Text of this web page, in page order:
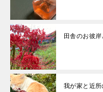
田舎のお彼
我が家と近